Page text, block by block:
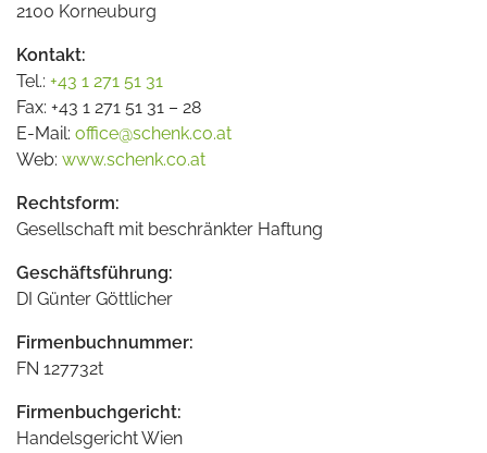
2100 Korneuburg
Kontakt:
Tel.: +43 1 271 51 31
Fax: +43 1 271 51 31 – 28
E-Mail: office@schenk.co.at
Web: www.schenk.co.at
Rechtsform:
Gesellschaft mit beschränkter Haftung
Geschäftsführung:
DI Günter Göttlicher
Firmenbuchnummer:
FN 127732t
Firmenbuchgericht:
Handelsgericht Wien